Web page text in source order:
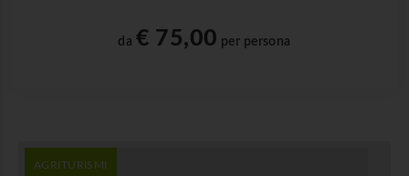
da € 75,00 per persona
AGRITURISMI